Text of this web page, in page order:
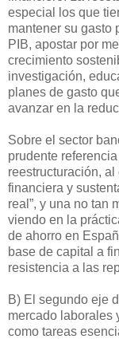
especial los que
mantener su gasto
PIB, apostar por
crecimiento
investigación,
planes de gasto
avanzar en la
Sobre el sector
prudente
reestructuración,
financiera y
real”, y una no tan
viendo en la
de ahorro en
base de capital a
resistencia a las
B) El segundo eje
mercado laborales
como tareas